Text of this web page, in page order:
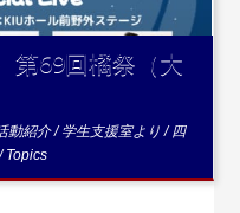
第69回橘祭（大
動紹介/学生支援室より/四
/Topics